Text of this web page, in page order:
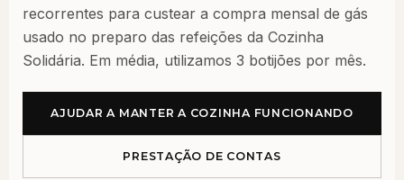
recorrentes para custear a compra mensal de gás
usado no preparo das refeições da Cozinha
Solidária. Em média, utilizamos 3 botijões por mês.
AJUDAR A MANTER A COZINHA FUNCIONANDO
PRESTAÇÃO DE CONTAS